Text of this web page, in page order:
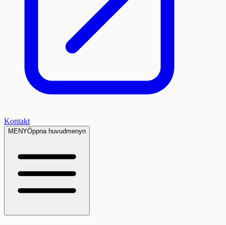
Kontakt
MENYÖppna huvudmenyn